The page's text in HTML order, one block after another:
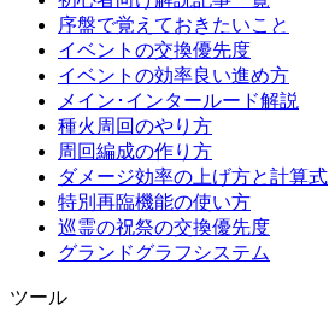
序盤で覚えておきたいこと
イベントの交換優先度
イベントの効率良い進め方
メイン･インタールード解説
種火周回のやり方
周回編成の作り方
ダメージ効率の上げ方と計算式
特別再臨機能の使い方
巡霊の祝祭の交換優先度
グランドグラフシステム
ツール